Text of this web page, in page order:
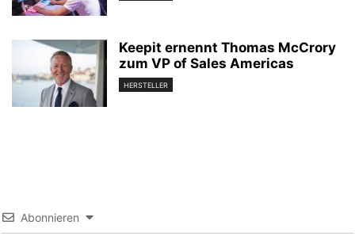
Keepit ernennt Thomas McCrory
zum VP of Sales Americas
HERSTELLER
Abonnieren